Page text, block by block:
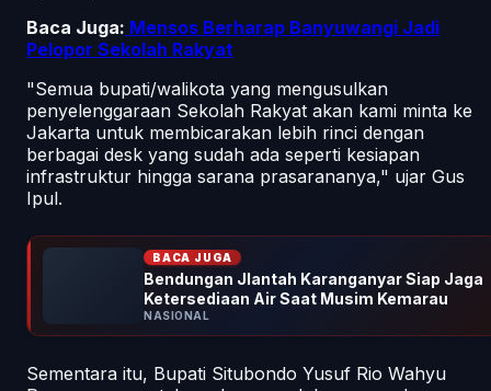
Baca Juga: Mensos Berharap Banyuwangi Jadi
Pelopor Sekolah Rakyat
"Semua bupati/walikota yang mengusulkan
penyelenggaraan Sekolah Rakyat akan kami minta ke
Jakarta untuk membicarakan lebih rinci dengan
berbagai desk yang sudah ada seperti kesiapan
infrastruktur hingga sarana prasarananya," ujar Gus
Ipul.
BACA JUGA
Bendungan Jlantah Karanganyar Siap Jaga
Ketersediaan Air Saat Musim Kemarau
NASIONAL
Sementara itu, Bupati Situbondo Yusuf Rio Wahyu